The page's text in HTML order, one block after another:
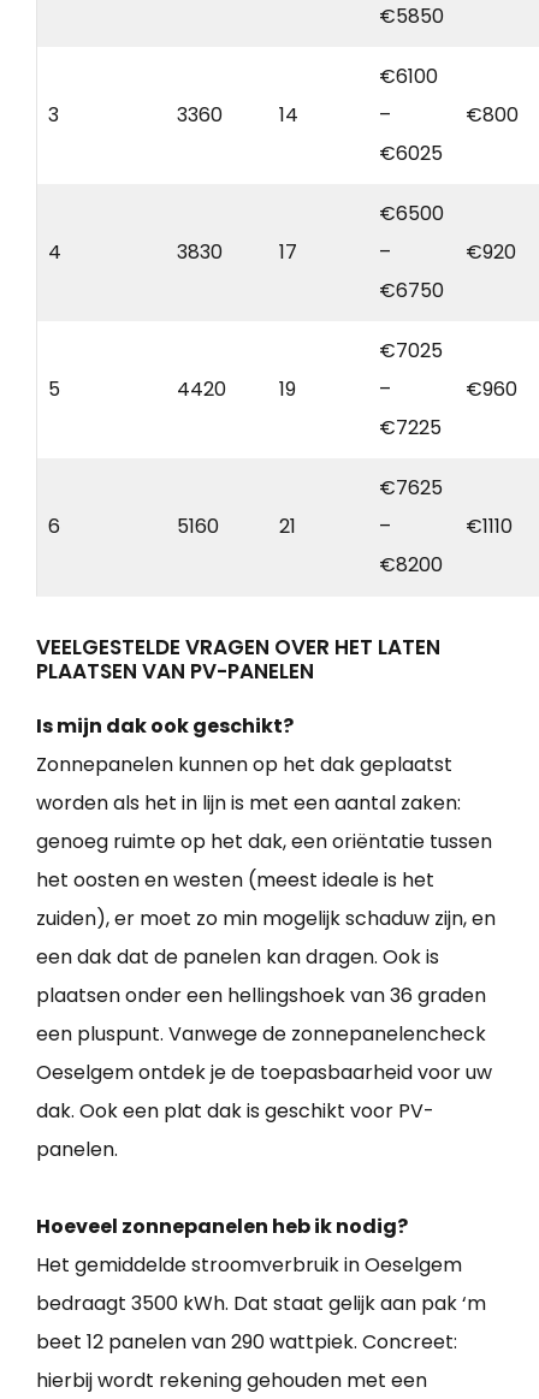
€5850
3 3360 14
€6100
–
€6025
€800
4 3830 17
€6500
–
€6750
€920
5 4420 19
€7025
–
€7225
€960
6 5160 21
€7625
–
€8200
€1110
VEELGESTELDE VRAGEN OVER HET LATEN
PLAATSEN VAN PV-PANELEN
Is mijn dak ook geschikt?
Zonnepanelen kunnen op het dak geplaatst
worden als het in lijn is met een aantal zaken:
genoeg ruimte op het dak, een oriëntatie tussen
het oosten en westen (meest ideale is het
zuiden), er moet zo min mogelijk schaduw zijn, en
een dak dat de panelen kan dragen. Ook is
plaatsen onder een hellingshoek van 36 graden
een pluspunt. Vanwege de zonnepanelencheck
Oeselgem ontdek je de toepasbaarheid voor uw
dak. Ook een plat dak is geschikt voor PV-
panelen.
Hoeveel zonnepanelen heb ik nodig?
Het gemiddelde stroomverbruik in Oeselgem
bedraagt 3500 kWh. Dat staat gelijk aan pak ‘m
beet 12 panelen van 290 wattpiek. Concreet:
hierbij wordt rekening gehouden met een